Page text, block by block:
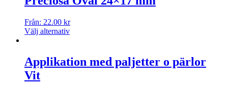
Från: 22.00 kr
Välj alternativ
Applikation med paljetter o pärlor
Vit